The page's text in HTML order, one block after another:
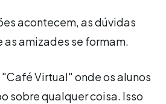
acontecem, as dúvidas
as amizades se formam.
Virtual" onde os alunos
sobre qualquer coisa. Isso